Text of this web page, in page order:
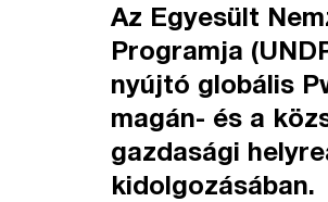
Az Egyesült
Programja
nyújtó globális
magán- és a
gazdasági
kidolgozásában.